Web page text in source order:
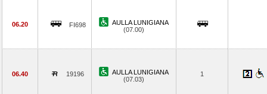
06.20 FI698
AULLA LUNIGIANA
(07.00)
06.40 19196
AULLA LUNIGIANA
(07.03)
1